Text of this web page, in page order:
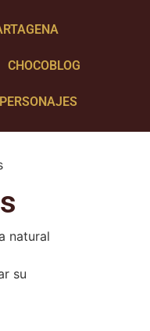
CHOCOBLOG
natural
su